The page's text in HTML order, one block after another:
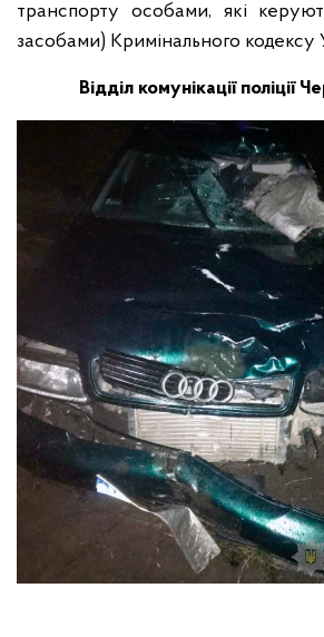
транспорту особами, які
засобами) Кримінального кодексу
Відділ комунікації поліції